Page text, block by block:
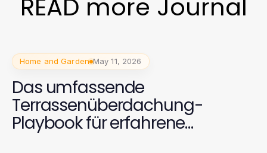
READ more Journal
Home and Garden May 11, 2026
Das umfassende
Terrassenüberdachung-
Playbook für erfahrene
Hausbesitzer